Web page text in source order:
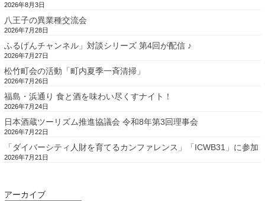
2026年8月3日
八王子の異業種交流会
2026年7月28日
ふるげんチャンネル」対談シリーズ 第4回が配信 ♪
2026年7月27日
松竹町会の活動「町内夏季一斉清掃」
2026年7月26日
福島・浜通り 食と酒を味わい尽くすナイト！
2026年7月24日
日本酒蔵ツーリズム推進協議会 令和8年第3回理事会
2026年7月22日
「ダイバーシティ人財を育てるカンファレンス」「ICWB31」に参加
2026年7月21日
アーカイブ